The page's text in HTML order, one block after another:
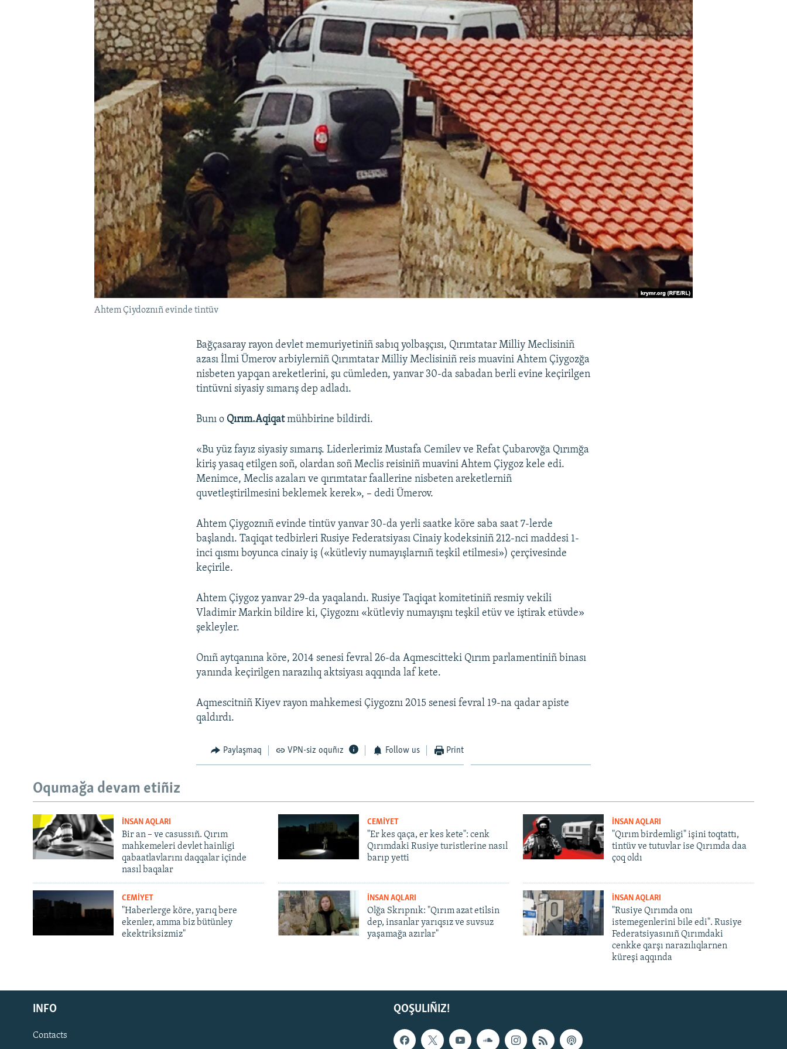
Русский
Українською
QOŞULIÑIZ!
Ahtem Çiydoznıñ evinde tintüv
Bağçasaray rayon devlet memuriyetiniñ sabıq yolbaşçısı, Qırımtatar Milliy Meclisiniñ
azası İlmi Ümerov arbiylerniñ Qırımtatar Milliy Meclisiniñ reis muavini Ahtem Çiygozğa
nisbeten yapqan areketlerini, şu cümleden, yanvar 30-da sabadan berli evine keçirilgen
tintüvni siyasiy sımarış dep adladı.
Bunı o Qırım.Aqiqatmühbirine bildirdi.
«Bu yüz fayız siyasiy sımarış. Liderlerimiz Mustafa Cemilev ve Refat Çubarovğa Qırımğa
kiriş yasaq etilgen soñ, olardan soñ Meclis reisiniñ muavini Ahtem Çiygoz kele edi.
Menimce, Meclis azaları ve qırımtatar faallerine nisbeten areketlerniñ
quvetleştirilmesini beklemek kerek», – dedi Ümerov.
Ahtem Çiygoznıñ evinde tintüv yanvar 30-da yerli saatke köre saba saat 7-lerde
başlandı. Taqiqat tedbirleri Rusiye Federatsiyası Cinaiy kodeksiniñ 212-nci maddesi 1-
inci qısmı boyunca cinaiy iş («kütleviy numayışlarnıñ teşkil etilmesi») çerçivesinde
keçirile.
Ahtem Çiygoz yanvar 29-da yaqalandı. Rusiye Taqiqat komitetiniñ resmiy vekili
Vladimir Markin bildire ki, Çiygoznı «kütleviy numayışnı teşkil etüv ve iştirak etüvde»
şekleyler.
Onıñ aytqanına köre, 2014 senesi fevral 26-da Aqmescitteki Qırım parlamentiniñ binası
yanında keçirilgen narazılıq aktsiyası aqqında laf kete.
Aqmescitniñ Kiyev rayon mahkemesi Çiygoznı 2015 senesi fevral 19-na qadar apiste
qaldırdı.
Paylaşmaq VPN-siz oquñız Follow us Print
Oqumağa devam etiñiz
İNSAN AQLARI
Bir an – ve casussıñ. Qırım
mahkemeleri devlet hainligi
qabaatlavlarını daqqalar içinde
nasıl baqalar
CEMİYET
"Er kes qaça, er kes kete": cenk
Qırımdaki Rusiye turistlerine nasıl
barıp yetti
İNSAN AQLARI
"Qırım birdemligi" işini toqtattı,
tintüv ve tutuvlar ise Qırımda daa
çoq oldı
CEMİYET
"Haberlerge köre, yarıq bere
ekenler, amma biz bütünley
ekektriksizmiz"
İNSAN AQLARI
Olğa Skrıpnık: "Qırım azat etilsin
dep, insanlar yarıqsız ve suvsuz
yaşamağa azırlar"
İNSAN AQLARI
"Rusiye Qırımda onı
istemegenlerini bile edi". Rusiye
Federatsiyasınıñ Qırımdaki
cenkke qarşı narazılıqlarnen
küreşi aqqında
QOŞULIÑIZ!
INFO
Contacts